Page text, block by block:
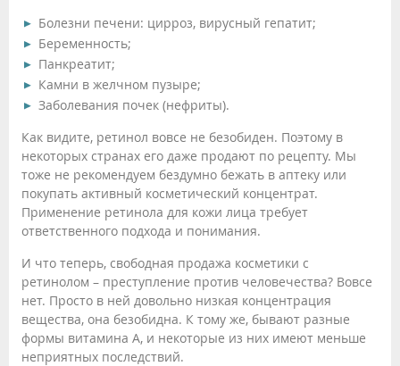
Болезни печени: цирроз, вирусный гепатит;
Беременность;
Панкреатит;
Камни в желчном пузыре;
Заболевания почек (нефриты).
Как видите, ретинол вовсе не безобиден. Поэтому в
некоторых странах его даже продают по рецепту. Мы
тоже не рекомендуем бездумно бежать в аптеку или
покупать активный косметический концентрат.
Применение ретинола для кожи лица требует
ответственного подхода и понимания.
И что теперь, свободная продажа косметики с
ретинолом – преступление против человечества? Вовсе
нет. Просто в ней довольно низкая концентрация
вещества, она безобидна. К тому же, бывают разные
формы витамина А, и некоторые из них имеют меньше
неприятных последствий.